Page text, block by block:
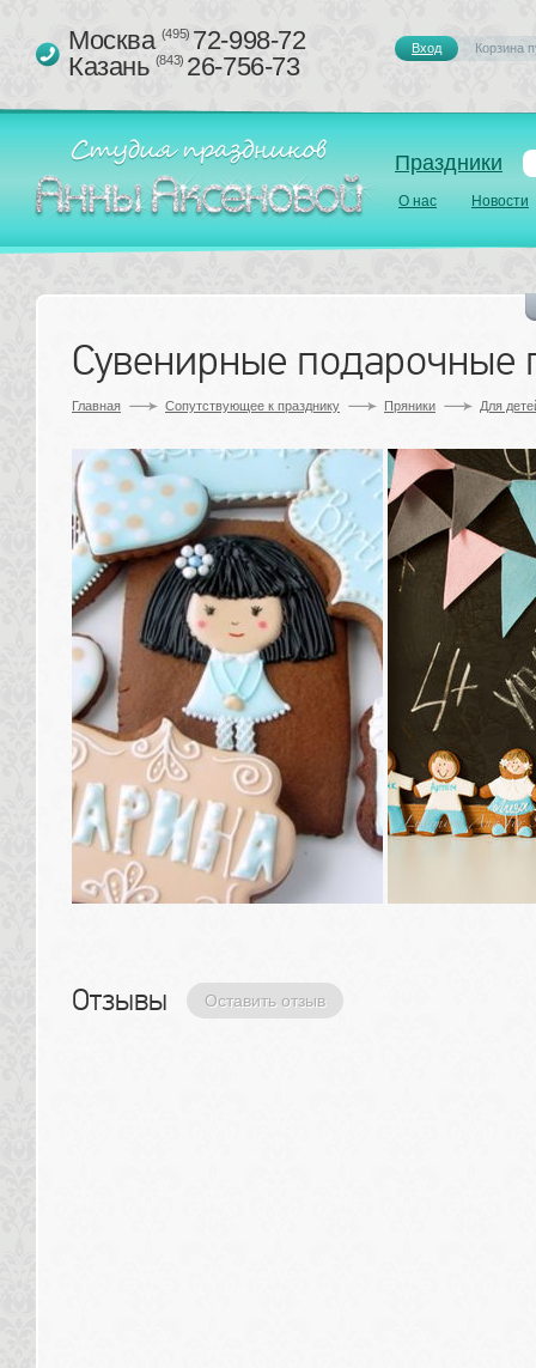
Праздники
О нас Новости
Москва (495)72-998-72
Казань (843)26-756-73
Вход Корзина
Сувенирные подарочные
Главная Сопутствующее к празднику Пряники Для
Отзывы Оставить отзыв